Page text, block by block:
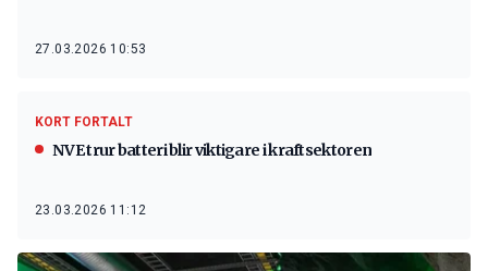
27.03.2026 10:53
KORT FORTALT
NVE trur batteri blir viktigare i kraftsektoren
23.03.2026 11:12